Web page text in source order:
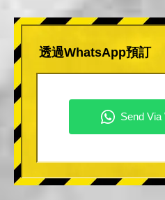
透過WhatsApp預訂